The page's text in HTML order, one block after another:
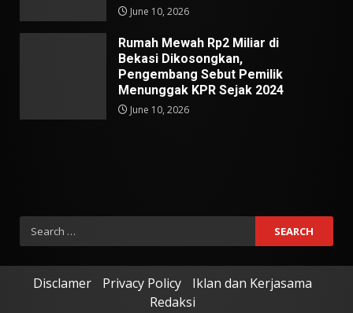
June 10, 2026
Rumah Mewah Rp2 Miliar di
Bekasi Dikosongkan,
Pengembang Sebut Pemilik
Menunggak KPR Sejak 2024
June 10, 2026
Search
for:
Disclamer Privacy Policy
Iklan dan Kerjasama
Redaksi